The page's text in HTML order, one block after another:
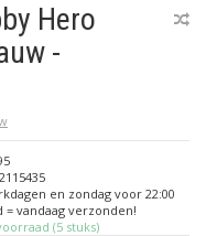
Hero
-
en zondag voor 22:00
= vandaag verzonden!
(5 stuks)